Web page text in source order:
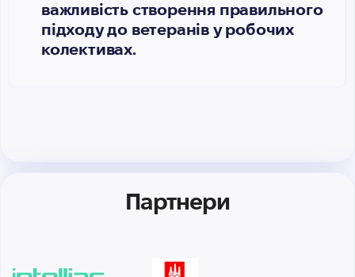
важливість створення правильного
підходу до ветеранів у робочих
колективах.
Партнери